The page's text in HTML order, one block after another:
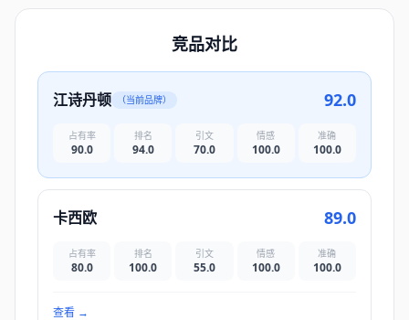
竞品对比
江诗丹顿 （当前品牌） 92.0
占有率
90.0
排名
94.0
引文
70.0
情感
100.0
准确
100.0
卡西欧 89.0
占有率
80.0
排名
100.0
引文
55.0
情感
100.0
准确
100.0
查看 →